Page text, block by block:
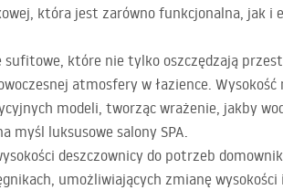
która jest zarówno funkcjonalna, jak i
sufitowe, które nie tylko oszczędzają
atmosfery w łazience.
modeli, tworząc wrażenie, jakby
myśl luksusowe salony SPA.
deszczownicy do potrzeb
umożliwiających zmianę wysokości